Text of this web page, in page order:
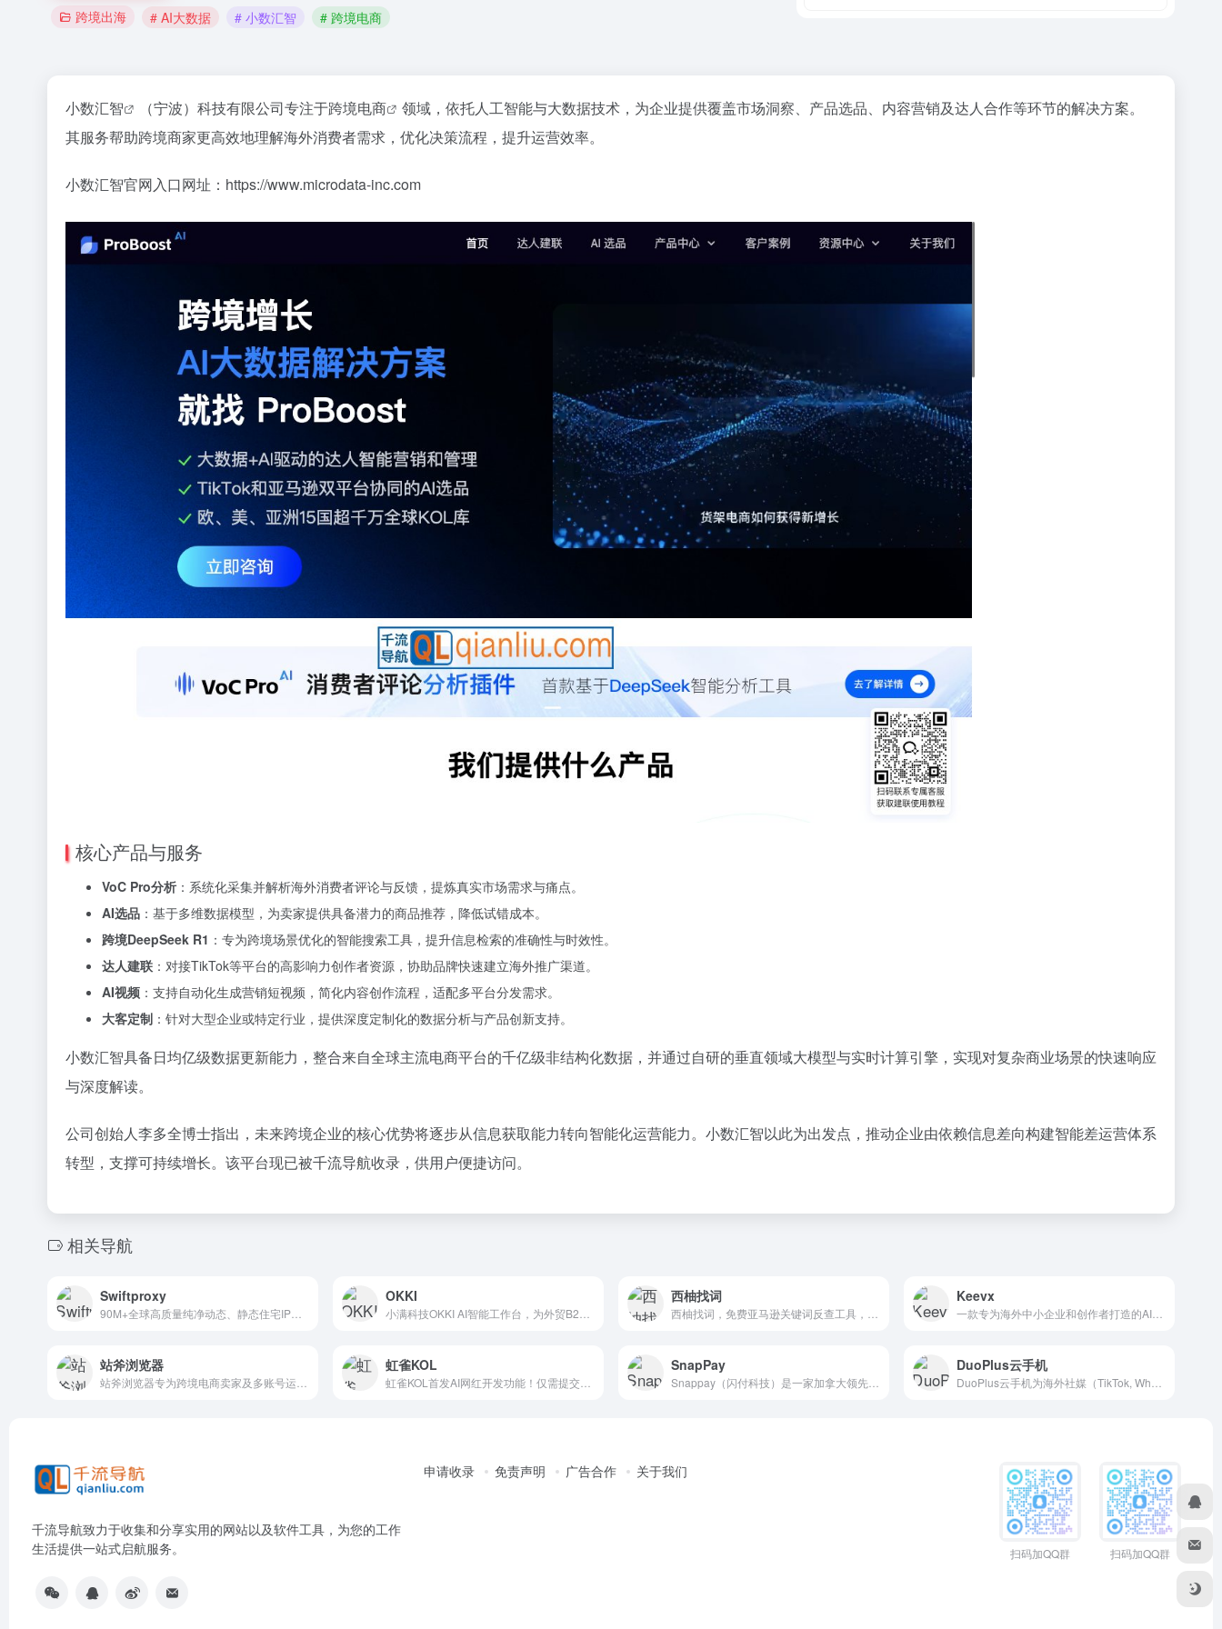
跨境出海 # AI大数据 # 小数汇智 # 跨境电商
小数汇智 （宁波）科技有限公司专注于跨境电商
领域，依托人工智能与大数据技术，为企业提供覆盖市场洞察、产品选品、内容营销及达人合作等环节的解决方案。
其服务帮助跨境商家更高效地理解海外消费者需求，优化决策流程，提升运营效率。
小数汇智官网入口网址：https://www.microdata-inc.com
核心产品与服务
VoC Pro分析 ：系统化采集并解析海外消费者评论与反馈，提炼真实市场需求与痛点。
AI选品 ：基于多维数据模型，为卖家提供具备潜力的商品推荐，降低试错成本。
跨境DeepSeek R1 ：专为跨境场景优化的智能搜索工具，提升信息检索的准确性与时效性。
达人建联 ：对接TikTok等平台的高影响力创作者资源，协助品牌快速建立海外推广渠道。
AI视频 ：支持自动化生成营销短视频，简化内容创作流程，适配多平台分发需求。
大客定制 ：针对大型企业或特定行业，提供深度定制化的数据分析与产品创新支持。
小数汇智具备日均亿级数据更新能力，整合来自全球主流电商平台的千亿级非结构化数据，并通过自研的垂直领域大模型与实时计算引擎，实现对复杂商业场景的快速响应
与深度解读。
公司创始人李多全博士指出，未来跨境企业的核心优势将逐步从信息获取能力转向智能化运营能力。小数汇智以此为出发点，推动企业由依赖信息差向构建智能差运营体系
转型，支撑可持续增长。该平台现已被千流导航收录，供用户便捷访问。
相关导航
Swiftproxy OKKI 西柚找词 Keevx
站斧浏览器 虹雀KOL SnapPay DuoPlus云手机
千流导航致力于收集和分享实用的网站以及软件工具，为您的工作
生活提供一站式启航服务。
申请收录 免责声明 广告合作 关于我们
扫码加QQ群 扫码加QQ群